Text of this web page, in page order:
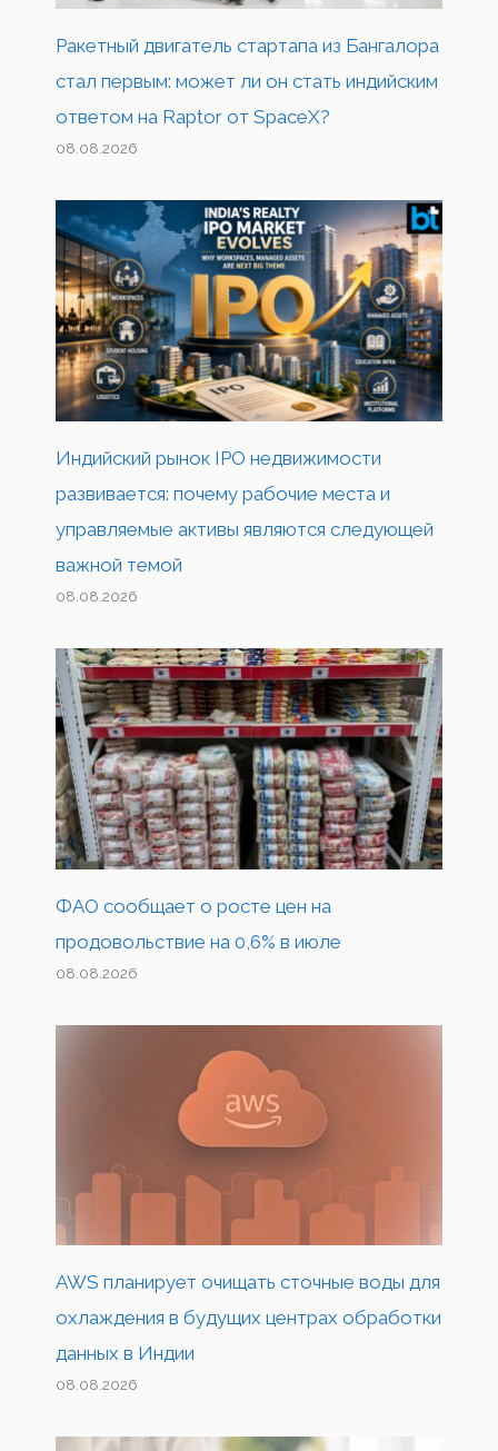
Ракетный двигатель стартапа из Бангалора
стал первым: может ли он стать индийским
ответом на Raptor от SpaceX?
08.08.2026
Индийский рынок IPO недвижимости
развивается: почему рабочие места и
управляемые активы являются следующей
важной темой
08.08.2026
ФАО сообщает о росте цен на
продовольствие на 0,6% в июле
08.08.2026
AWS планирует очищать сточные воды для
охлаждения в будущих центрах обработки
данных в Индии
08.08.2026